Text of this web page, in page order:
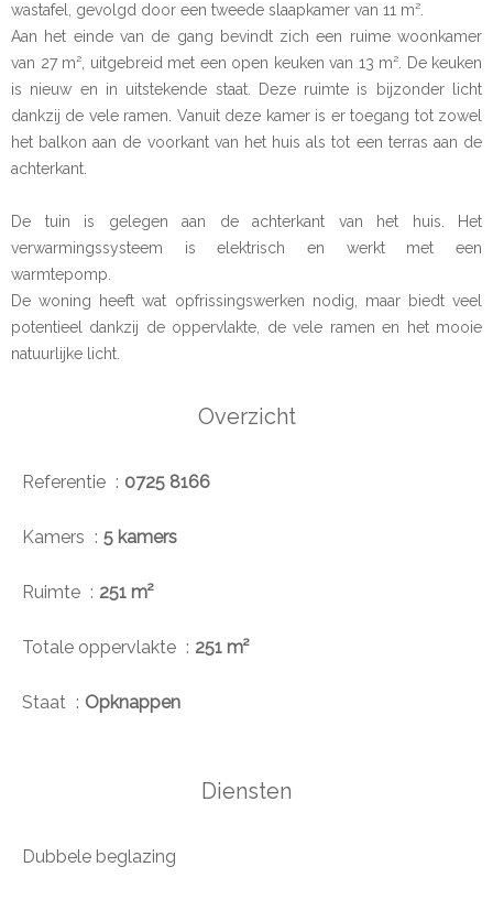
wastafel, gevolgd door een tweede slaapkamer van 11 m².
Aan het einde van de gang bevindt zich een ruime woonkamer
van 27 m², uitgebreid met een open keuken van 13 m². De keuken
is nieuw en in uitstekende staat. Deze ruimte is bijzonder licht
dankzij de vele ramen. Vanuit deze kamer is er toegang tot zowel
het balkon aan de voorkant van het huis als tot een terras aan de
achterkant.
De tuin is gelegen aan de achterkant van het huis. Het
verwarmingssysteem is elektrisch en werkt met een
warmtepomp.
De woning heeft wat opfrissingswerken nodig, maar biedt veel
potentieel dankzij de oppervlakte, de vele ramen en het mooie
natuurlijke licht.
Overzicht
Referentie 0725 8166
Kamers 5 kamers
Ruimte 251 m²
Totale oppervlakte 251 m²
Staat Opknappen
Diensten
Dubbele beglazing